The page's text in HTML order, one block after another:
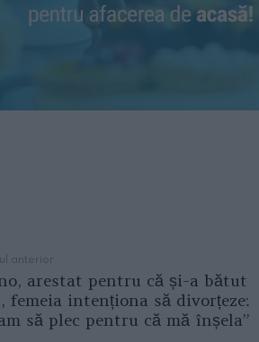
anterior
arestat pentru că și-a bătut
femeia intenționa să divorțeze:
să plec pentru că mă înșela”